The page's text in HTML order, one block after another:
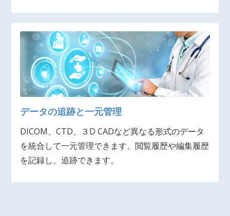
データの追跡と一元管理
DICOM、CTD、３D CADなど異なる形式のデータ
を統合して一元管理できます。閲覧履歴や編集履歴
を記録し、追跡できます。